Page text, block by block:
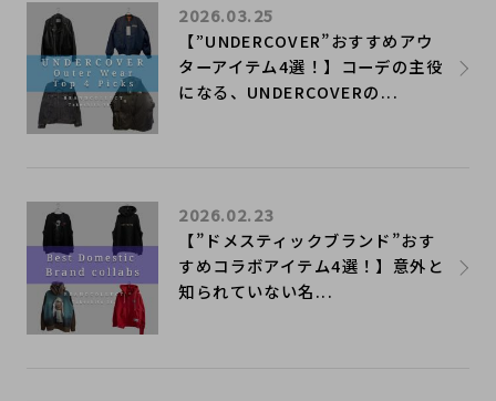
【”UNDERCOVER”おすすめアウ
ターアイテム4選！】コーデの主役
になる、UNDERCOVERの...
2026.03.25
【”ドメスティックブランド”おす
すめコラボアイテム4選！】意外と
知られていない名...
2026.02.23